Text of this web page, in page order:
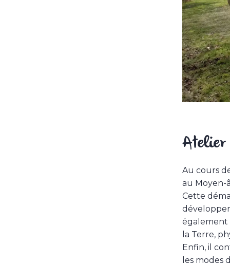
Atelier
Au cours
au Moyen-
Cette
également
la Terre,
Enfin, il
les modes